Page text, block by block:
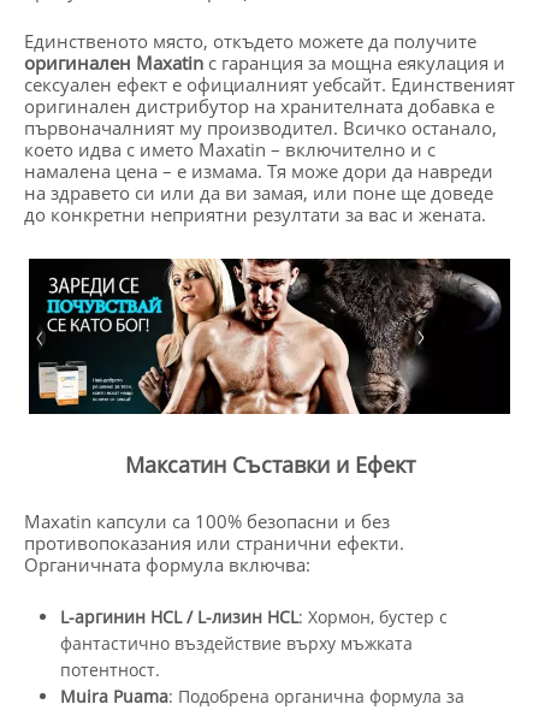
Единственото място, откъдето можете да получите
оригинален Maxatin с гаранция за мощна еякулация и
сексуален ефект е официалният уебсайт. Единственият
оригинален дистрибутор на хранителната добавка е
първоначалният му производител. Всичко останало,
което идва с името Maxatin – включително и с
намалена цена – е измама. Тя може дори да навреди
на здравето си или да ви замая, или поне ще доведе
до конкретни неприятни резултати за вас и жената.
Максатин Съставки и Ефект
Maxatin капсули са 100% безопасни и без
противопоказания или странични ефекти.
Органичната формула включва:
L-аргинин HCL / L-лизин HCL: Хормон, бустер с
фантастично въздействие върху мъжката
потентност.
Muira Puama: Подобрена органична формула за